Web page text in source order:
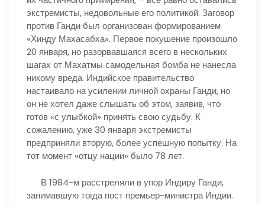
экстремисты, недовольные его политикой. Заговор
против Ганди был организован формированием
«Хинду Махасабха». Первое покушение произошло
20 января, но разорвавшаяся всего в нескольких
шагах от Махатмы самодельная бомба не нанесла
никому вреда. Индийское правительство
настаивало на усилении личной охраны Ганди, но
он не хотел даже слышать об этом, заявив, что
готов «с улыбкой» принять свою судьбу. К
сожалению, уже 30 января экстремисты
предприняли вторую, более успешную попытку. На
тот момент «отцу нации» было 78 лет.
В 1984-м расстреляли в упор Индиру Ганди,
занимавшую тогда пост премьер-министра Индии.